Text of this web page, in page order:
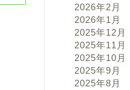
2026年2月
2026年1月
2025年12月
2025年11月
2025年10月
2025年9月
2025年8月